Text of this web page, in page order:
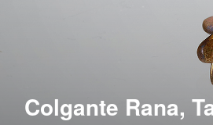
Colgante Rana,